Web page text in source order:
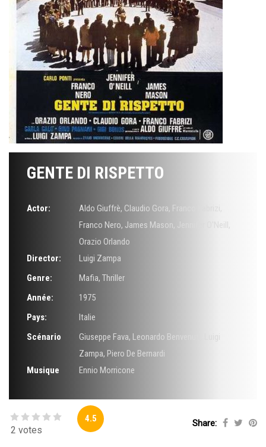
GENTE DI RISPETTO
Actor: Aldo Giuffrè, Claudio Gora, Franco Fabrizi
Franco Nero, James Mason, Jennifer O'Neill,
Orazio Orlando
Director:
Luigi Zampa
Genre:
Mafia, Thriller
Année:
1975
Pays:
Italie
Scénario
Giuseppe Fava, Leonardo Benvenuti
Zampa, Piero De Bernardi
Musique
Ennio Morricone
2 votes
4.5 Share: